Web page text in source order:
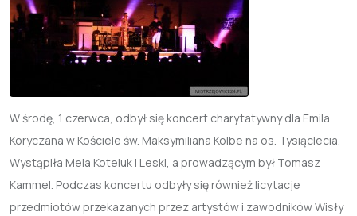
W środę, 1 czerwca, odbył się koncert charytatywny dla Emila
Koryczana w Kościele św. Maksymiliana Kolbe na os. Tysiąclecia.
Wystąpiła Mela Koteluk i Leski, a prowadzącym był Tomasz
Kammel. Podczas koncertu odbyły się również licytacje
przedmiotów przekazanych przez artystów i zawodników Wisły